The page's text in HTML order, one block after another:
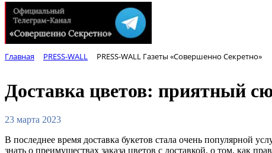
Главная PRESS-WALL PRESS-WALL Газеты «Совершенно Секретно»
Доставка цветов: приятный
23 марта 2023
В последнее время доставка букетов стала очень популярной
знать о преимуществах заказа цветов с доставкой, о том, как